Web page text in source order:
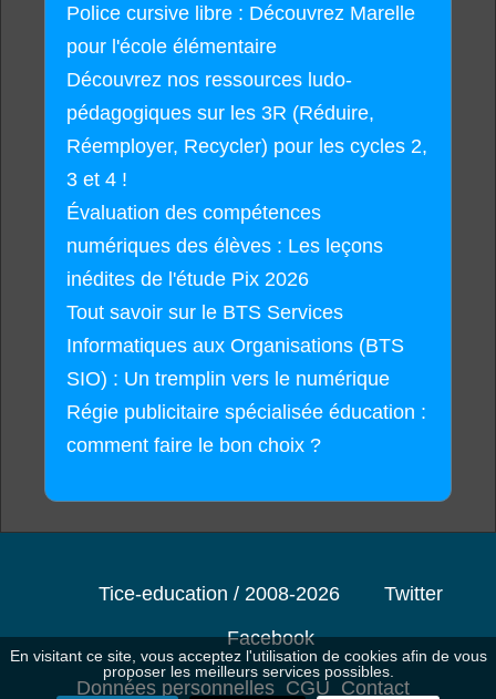
Police cursive libre : Découvrez Marelle
pour l'école élémentaire
Découvrez nos ressources ludo-
pédagogiques sur les 3R (Réduire,
Réemployer, Recycler) pour les cycles 2,
3 et 4 !
Évaluation des compétences
numériques des élèves : Les leçons
inédites de l'étude Pix 2026
Tout savoir sur le BTS Services
Informatiques aux Organisations (BTS
SIO) : Un tremplin vers le numérique
Régie publicitaire spécialisée éducation :
comment faire le bon choix ?
Tice-education / 2008-2026
Twitter
Facebook
Données personnelles CGU Contact
En visitant ce site, vous acceptez l'utilisation de cookies afin de vous
proposer les meilleurs services possibles.